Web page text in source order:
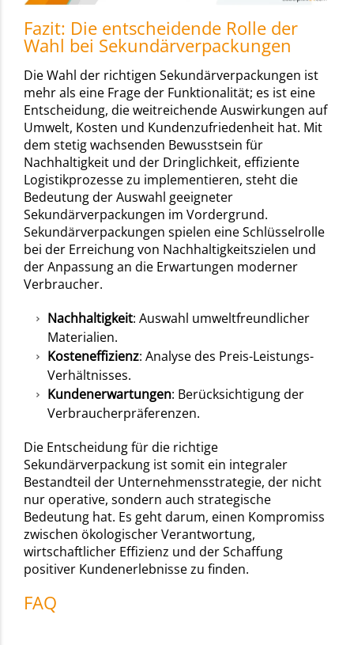
Fazit: Die entscheidende Rolle der
Wahl bei Sekundärverpackungen
Die Wahl der richtigen Sekundärverpackungen ist
mehr als eine Frage der Funktionalität; es ist eine
Entscheidung, die weitreichende Auswirkungen auf
Umwelt, Kosten und Kundenzufriedenheit hat. Mit
dem stetig wachsenden Bewusstsein für
Nachhaltigkeit und der Dringlichkeit, effiziente
Logistikprozesse zu implementieren, steht die
Bedeutung der Auswahl geeigneter
Sekundärverpackungen im Vordergrund.
Sekundärverpackungen spielen eine Schlüsselrolle
bei der Erreichung von Nachhaltigkeitszielen und
der Anpassung an die Erwartungen moderner
Verbraucher.
Nachhaltigkeit: Auswahl umweltfreundlicher
Materialien.
Kosteneffizienz: Analyse des Preis-Leistungs-
Verhältnisses.
Kundenerwartungen: Berücksichtigung der
Verbraucherpräferenzen.
Die Entscheidung für die richtige
Sekundärverpackung ist somit ein integraler
Bestandteil der Unternehmensstrategie, der nicht
nur operative, sondern auch strategische
Bedeutung hat. Es geht darum, einen Kompromiss
zwischen ökologischer Verantwortung,
wirtschaftlicher Effizienz und der Schaffung
positiver Kundenerlebnisse zu finden.
FAQ